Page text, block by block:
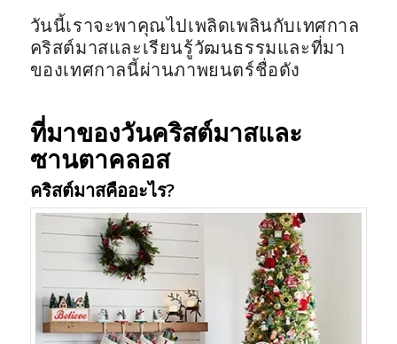
วันนี้เราจะพาคุณไปเพลิดเพลินกับเทศกาล
คริสต์มาสและเรียนรู้วัฒนธรรมและที่มา
ของเทศกาลนี้ผ่านภาพยนตร์ชื่อดัง
ที่มาของวันคริสต์มาสและ
ซานตาคลอส
คริสต์มาสคืออะไร?